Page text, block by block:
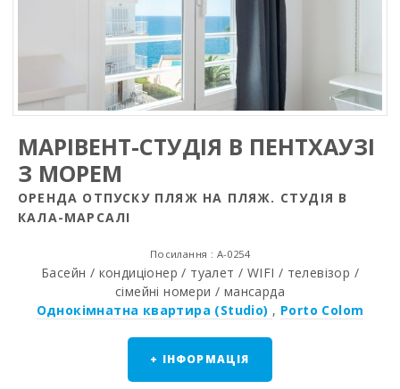
МАРІВЕНТ-СТУДІЯ В ПЕНТХАУЗІ
З МОРЕМ
ОРЕНДА ОТПУСКУ ПЛЯЖ НА ПЛЯЖ. СТУДІЯ В
КАЛА-МАРСАЛІ
Посилання : A-0254
Басейн / кондиціонер / туалет / WIFI / телевізор /
сімейні номери / мансарда
Однокімнатна квартира (Studio) , Porto Colom
+ ІНФОРМАЦІЯ